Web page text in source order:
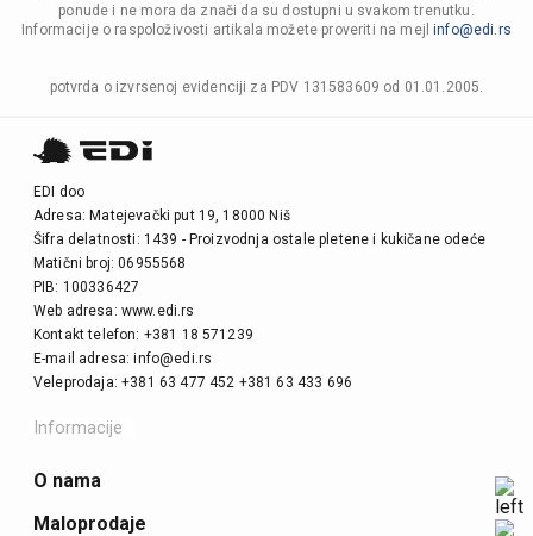
ponude i ne mora da znači da su dostupni u svakom trenutku.
Informacije o raspoloživosti artikala možete proveriti na mejlinfo@edi.rs
potvrda o izvrsenoj evidenciji za PDV 131583609 od 01.01.2005.
EDI doo
Adresa: Matejevački put 19, 18000 Niš
Šifra delatnosti: 1439 - Proizvodnja ostale pletene i kukičane odeće
Matični broj: 06955568
PIB: 100336427
Web adresa: www.edi.rs
Kontakt telefon: +381 18 571239
E-mail adresa: info@edi.rs
Veleprodaja: +381 63 477 452 +381 63 433 696
Informacije
O nama
Maloprodaje